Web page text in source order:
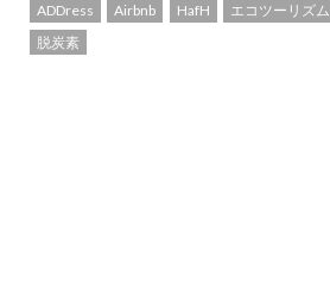
ADDress
Airbnb HafH エコツーリズム
脱炭素